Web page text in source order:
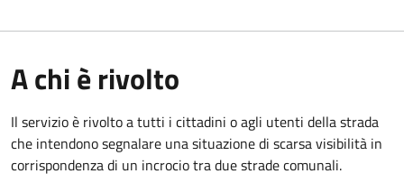
A chi è rivolto
Il servizio è rivolto a tutti i cittadini o agli utenti della strada
che intendono segnalare una situazione di scarsa visibilità in
corrispondenza di un incrocio tra due strade comunali.